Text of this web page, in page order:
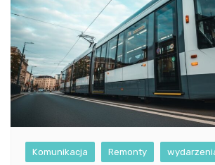
Komunikacja Remonty